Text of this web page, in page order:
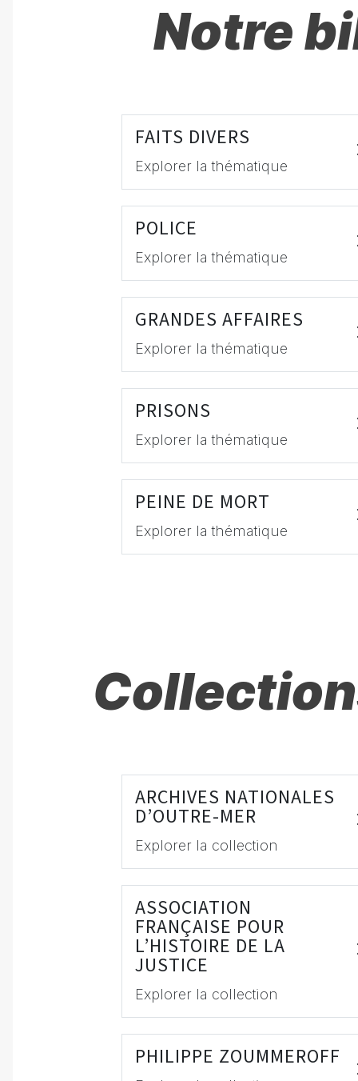
Notre
FAITS DIVERS
Explorer la thématique
POLICE
Explorer la thématique
GRANDES AFFAIRES
Explorer la thématique
PRISONS
Explorer la thématique
PEINE DE MORT
Explorer la thématique
ARCHIVES NATIONALES
D’OUTRE-MER
Explorer la collection
ASSOCIATION
FRANÇAISE POUR
L’HISTOIRE DE LA
JUSTICE
Explorer la collection
PHILIPPE ZOUMMEROFF